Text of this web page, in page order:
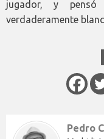
jugador, y
verdaderamente
Pedro